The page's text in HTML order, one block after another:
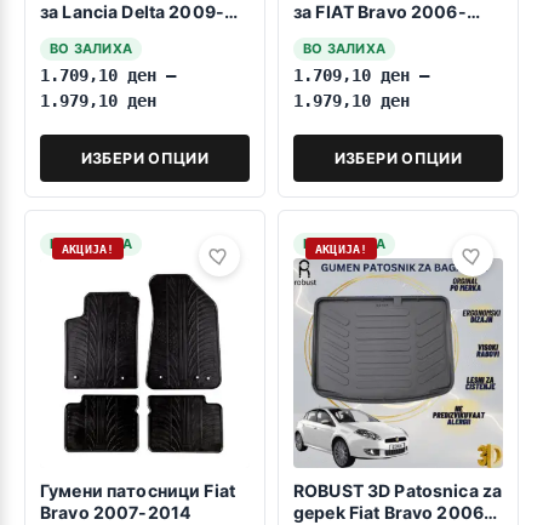
за Lancia Delta 2009-
ВО ЗАЛИХА
1.709,10 ден –
1.979,10 ден
ИЗБЕРИ ОПЦИИ
за FIAT Bravo 2006-
ВО ЗАЛИХА
1.709,10 ден –
1.979,10 ден
ИЗБЕРИ ОПЦИИ
НА ЗАЛИХА
АКЦИЈА!
Гумени патосници Fiat
Bravo 2007-2014
НА ЗАЛИХА
АКЦИЈА!
ROBUST 3D Patosnica za
gepek Fiat Bravo 2006-